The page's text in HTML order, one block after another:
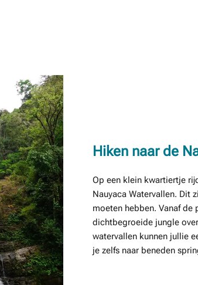
Hiken naar de
Op een klein kwartiertje
Nauyaca Watervallen. Dit
moeten hebben. Vanaf
dichtbegroeide jungle
watervallen kunnen jullie
je zelfs naar beneden